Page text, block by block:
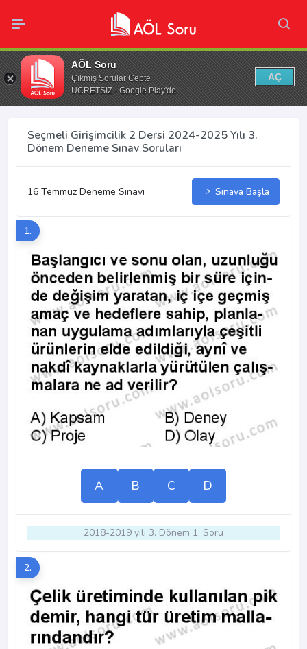
AÖL Soru
Çıkmış Sorular Cepte
ÜCRETSİZ - Google Play'de
AÇ
Seçmeli Girişimcilik 2 Dersi 2024-2025 Yılı 3.
Dönem Deneme Sınav Soruları
16 Temmuz Deneme Sınavı Sınava Başla
1.
A B C D
2018-2019 yılı 3. Dönem 1. Soru
2.